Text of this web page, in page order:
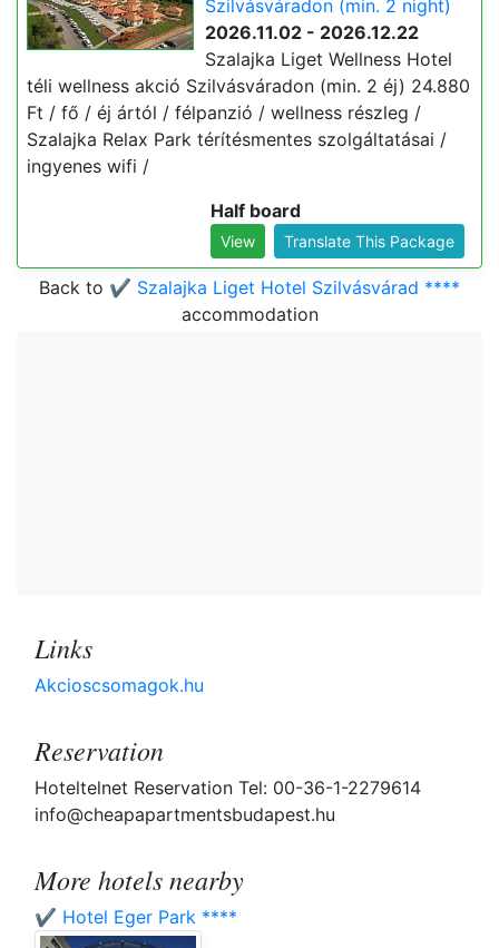
Szilvásváradon (min. 2 night)
2026.11.02 - 2026.12.22
Szalajka Liget Wellness Hotel
téli wellness akció Szilvásváradon (min. 2 éj) 24.880
Ft / fő / éj ártól / félpanzió / wellness részleg /
Szalajka Relax Park térítésmentes szolgáltatásai /
ingyenes wifi /
Half board
View Translate This Package
Back to ✔️ Szalajka Liget Hotel Szilvásvárad ****
accommodation
Links
Akcioscsomagok.hu
Reservation
Hoteltelnet Reservation Tel: 00-36-1-2279614
info@cheapapartmentsbudapest.hu
More hotels nearby
✔️ Hotel Eger Park ****